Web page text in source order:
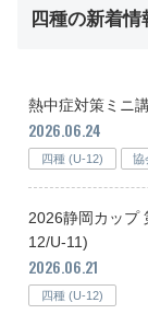
四種の新着情
熱中症対策ミニ
2026.06.24
四種 (U-12) 協
2026静岡カップ
12/U-11)
2026.06.21
四種 (U-12)